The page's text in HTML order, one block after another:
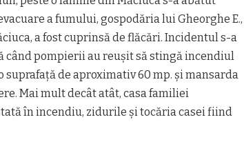
a fumului, gospodăria lui Gheorghe E.,
a fost cuprinsă de flăcări. Incidentul s-a
când pompierii au reuşit să stingă incendiul
suprafaţă de aproximativ 60 mp. şi mansarda
Mai mult decât atât, casa familiei
în incendiu, zidurile şi tocăria casei fiind